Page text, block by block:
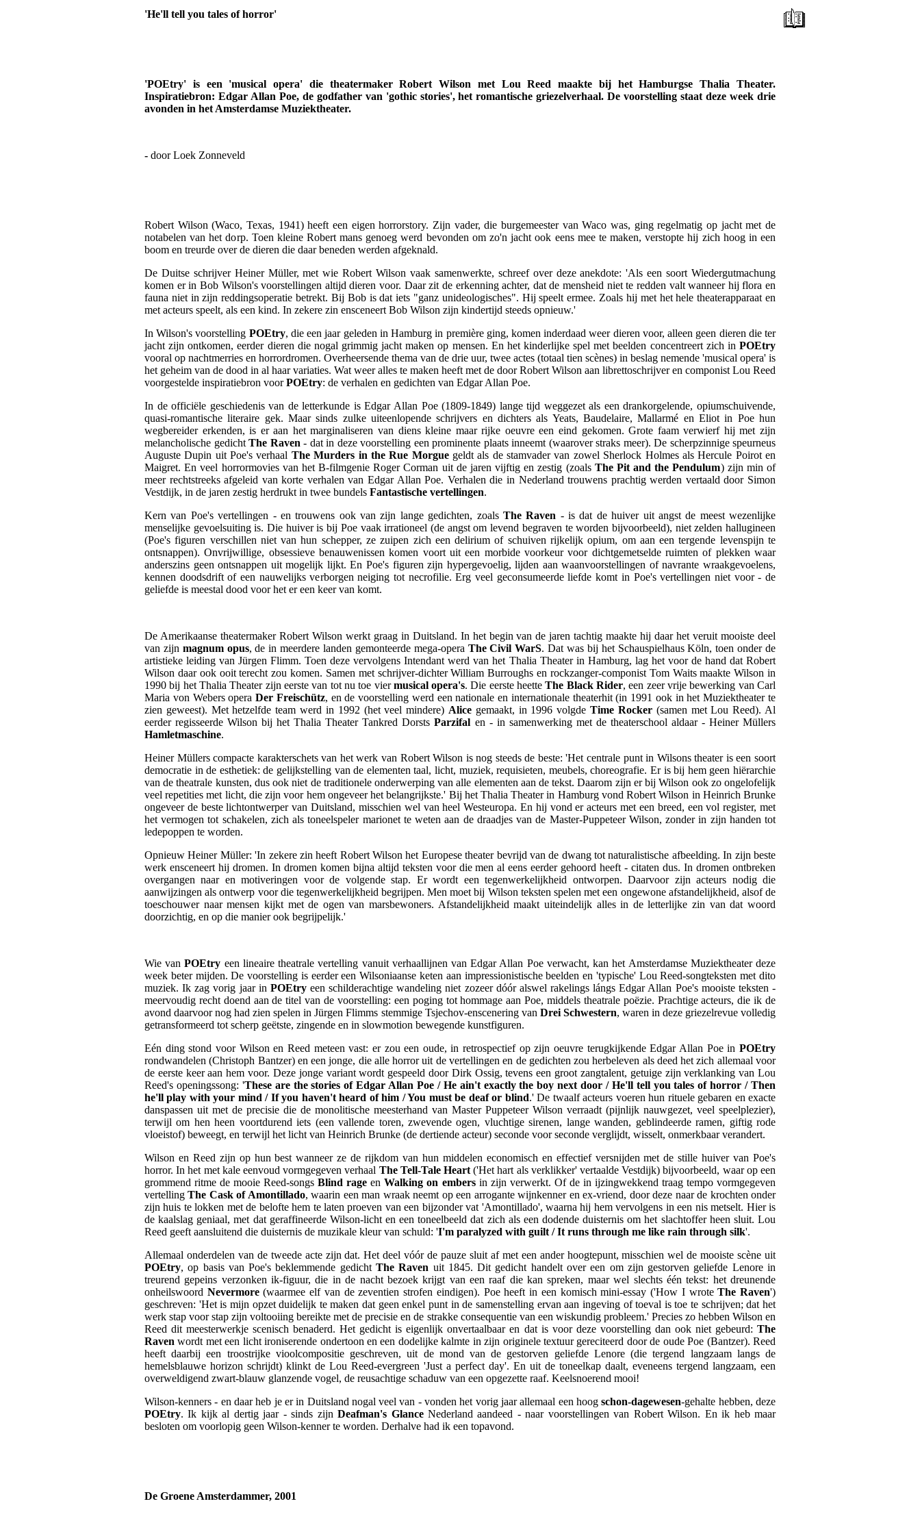
'He'll tell you tales of horror'
'POEtry' is een 'musical opera' die theatermaker Robert Wilson met Lou Reed maakte bij het Hamburgse Thalia Theater.
Inspiratiebron: Edgar Allan Poe, de godfather van 'gothic stories', het romantische griezelverhaal. De voorstelling staat deze week drie
avonden in het Amsterdamse Muziektheater.
- door Loek Zonneveld
Robert Wilson (Waco, Texas, 1941) heeft een eigen horrorstory. Zijn vader, die burgemeester van Waco was, ging regelmatig op jacht met de
notabelen van het dorp. Toen kleine Robert mans genoeg werd bevonden om zo'n jacht ook eens mee te maken, verstopte hij zich hoog in een
boom en treurde over de dieren die daar beneden werden afgeknald.
De Duitse schrijver Heiner Müller, met wie Robert Wilson vaak samenwerkte, schreef over deze anekdote: 'Als een soort Wiedergutmachung
komen er in Bob Wilson's voorstellingen altijd dieren voor. Daar zit de erkenning achter, dat de mensheid niet te redden valt wanneer hij flora en
fauna niet in zijn reddingsoperatie betrekt. Bij Bob is dat iets "ganz unideologisches". Hij speelt ermee. Zoals hij met het hele theaterapparaat en
met acteurs speelt, als een kind. In zekere zin ensceneert Bob Wilson zijn kindertijd steeds opnieuw.'
In Wilson's voorstelling POEtry, die een jaar geleden in Hamburg in première ging, komen inderdaad weer dieren voor, alleen geen dieren die ter
jacht zijn ontkomen, eerder dieren die nogal grimmig jacht maken op mensen. En het kinderlijke spel met beelden concentreert zich in POEtry
vooral op nachtmerries en horrordromen. Overheersende thema van de drie uur, twee actes (totaal tien scènes) in beslag nemende 'musical opera' is
het geheim van de dood in al haar variaties. Wat weer alles te maken heeft met de door Robert Wilson aan librettoschrijver en componist Lou Reed
voorgestelde inspiratiebron voorPOEtry: de verhalen en gedichten van Edgar Allan Poe.
In de officiële geschiedenis van de letterkunde is Edgar Allan Poe (1809-1849) lange tijd weggezet als een drankorgelende, opiumschuivende,
quasi-romantische literaire gek. Maar sinds zulke uiteenlopende schrijvers en dichters als Yeats, Baudelaire, Mallarmé en Eliot in Poe hun
wegbereider erkenden, is er aan het marginaliseren van diens kleine maar rijke oeuvre een eind gekomen. Grote faam verwierf hij met zijn
melancholische gedicht The Raven - dat in deze voorstelling een prominente plaats inneemt (waarover straks meer). De scherpzinnige speurneus
Auguste Dupin uit Poe's verhaal The Murders in the Rue Morguegeldt als de stamvader van zowel Sherlock Holmes als Hercule Poirot en
Maigret. En veel horrormovies van het B-filmgenie Roger Corman uit de jaren vijftig en zestig (zoals The Pit and the Pendulum) zijn min of
meer rechtstreeks afgeleid van korte verhalen van Edgar Allan Poe. Verhalen die in Nederland trouwens prachtig werden vertaald door Simon
Vestdijk, in de jaren zestig herdrukt in twee bundels Fantastische vertellingen.
Kern van Poe's vertellingen - en trouwens ook van zijn lange gedichten, zoals The Raven - is dat de huiver uit angst de meest wezenlijke
menselijke gevoelsuiting is. Die huiver is bij Poe vaak irrationeel (de angst om levend begraven te worden bijvoorbeeld), niet zelden hallugineen
(Poe's figuren verschillen niet van hun schepper, ze zuipen zich een delirium of schuiven rijkelijk opium, om aan een tergende levenspijn te
ontsnappen). Onvrijwillige, obsessieve benauwenissen komen voort uit een morbide voorkeur voor dichtgemetselde ruimten of plekken waar
anderszins geen ontsnappen uit mogelijk lijkt. En Poe's figuren zijn hypergevoelig, lijden aan waanvoorstellingen of navrante wraakgevoelens,
kennen doodsdrift of een nauwelijks verborgen neiging tot necrofilie. Erg veel geconsumeerde liefde komt in Poe's vertellingen niet voor - de
geliefde is meestal dood voor het er een keer van komt.
De Amerikaanse theatermaker Robert Wilson werkt graag in Duitsland. In het begin van de jaren tachtig maakte hij daar het veruit mooiste deel
van zijn magnum opus, de in meerdere landen gemonteerde mega-opera The Civil WarS. Dat was bij het Schauspielhaus Köln, toen onder de
artistieke leiding van Jürgen Flimm. Toen deze vervolgens Intendant werd van het Thalia Theater in Hamburg, lag het voor de hand dat Robert
Wilson daar ook ooit terecht zou komen. Samen met schrijver-dichter William Burroughs en rockzanger-componist Tom Waits maakte Wilson in
1990 bij het Thalia Theater zijn eerste van tot nu toe viermusical opera's. Die eerste heetteThe Black Rider, een zeer vrije bewerking van Carl
Maria von Webers operaDer Freischütz, en de voorstelling werd een nationale en internationale theaterhit (in 1991 ook in het Muziektheater te
zien geweest). Met hetzelfde team werd in 1992 (het veel mindere) Alice gemaakt, in 1996 volgdeTime Rocker(samen met Lou Reed). Al
eerder regisseerde Wilson bij het Thalia Theater Tankred DorstsParzifal en - in samenwerking met de theaterschool aldaar - Heiner Müllers
Hamletmaschine.
Heiner Müllers compacte karakterschets van het werk van Robert Wilson is nog steeds de beste: 'Het centrale punt in Wilsons theater is een soort
democratie in de esthetiek: de gelijkstelling van de elementen taal, licht, muziek, requisieten, meubels, choreografie. Er is bij hem geen hiërarchie
van de theatrale kunsten, dus ook niet de traditionele onderwerping van alle elementen aan de tekst. Daarom zijn er bij Wilson ook zo ongelofelijk
veel repetities met licht, die zijn voor hem ongeveer het belangrijkste.' Bij het Thalia Theater in Hamburg vond Robert Wilson in Heinrich Brunke
ongeveer de beste lichtontwerper van Duitsland, misschien wel van heel Westeuropa. En hij vond er acteurs met een breed, een vol register, met
het vermogen tot schakelen, zich als toneelspeler marionet te weten aan de draadjes van de Master-Puppeteer Wilson, zonder in zijn handen tot
ledepoppen te worden.
Opnieuw Heiner Müller: 'In zekere zin heeft Robert Wilson het Europese theater bevrijd van de dwang tot naturalistische afbeelding. In zijn beste
werk ensceneert hij dromen. In dromen komen bijna altijd teksten voor die men al eens eerder gehoord heeft - citaten dus. In dromen ontbreken
overgangen naar en motiveringen voor de volgende stap. Er wordt een tegenwerkelijkheid ontworpen. Daarvoor zijn acteurs nodig die
aanwijzingen als ontwerp voor die tegenwerkelijkheid begrijpen. Men moet bij Wilson teksten spelen met een ongewone afstandelijkheid, alsof de
toeschouwer naar mensen kijkt met de ogen van marsbewoners. Afstandelijkheid maakt uiteindelijk alles in de letterlijke zin van dat woord
doorzichtig, en op die manier ook begrijpelijk.'
Wie vanPOEtry een lineaire theatrale vertelling vanuit verhaallijnen van Edgar Allan Poe verwacht, kan het Amsterdamse Muziektheater deze
week beter mijden. De voorstelling is eerder een Wilsoniaanse keten aan impressionistische beelden en 'typische' Lou Reed-songteksten met dito
muziek. Ik zag vorig jaar in POEtryeen schilderachtige wandeling niet zozeer dóór alswel rakelings lángs Edgar Allan Poe's mooiste teksten -
meervoudig recht doend aan de titel van de voorstelling: een poging tot hommage aan Poe, middels theatrale poëzie. Prachtige acteurs, die ik de
avond daarvoor nog had zien spelen in Jürgen Flimms stemmige Tsjechov-enscenering van Drei Schwestern, waren in deze griezelrevue volledig
getransformeerd tot scherp geëtste, zingende en in slowmotion bewegende kunstfiguren.
Eén ding stond voor Wilson en Reed meteen vast: er zou een oude, in retrospectief op zijn oeuvre terugkijkende Edgar Allan Poe in POEtry
rondwandelen (Christoph Bantzer) en een jonge, die alle horror uit de vertellingen en de gedichten zou herbeleven als deed het zich allemaal voor
de eerste keer aan hem voor. Deze jonge variant wordt gespeeld door Dirk Ossig, tevens een groot zangtalent, getuige zijn verklanking van Lou
Reed's openingssong: 'These are the stories of Edgar Allan Poe / He ain't exactly the boy next door / He'll tell you tales of horror / Then
he'll play with your mind / If you haven't heard of him / You must be deaf or blind.' De twaalf acteurs voeren hun rituele gebaren en exacte
danspassen uit met de precisie die de monolitische meesterhand van Master Puppeteer Wilson verraadt (pijnlijk nauwgezet, veel speelplezier),
terwijl om hen heen voortdurend iets (een vallende toren, zwevende ogen, vluchtige sirenen, lange wanden, geblindeerde ramen, giftig rode
vloeistof) beweegt, en terwijl het licht van Heinrich Brunke (de dertiende acteur) seconde voor seconde verglijdt, wisselt, onmerkbaar verandert.
Wilson en Reed zijn op hun best wanneer ze de rijkdom van hun middelen economisch en effectief versnijden met de stille huiver van Poe's
horror. In het met kale eenvoud vormgegeven verhaal The Tell-Tale Heart ('Het hart als verklikker' vertaalde Vestdijk) bijvoorbeeld, waar op een
grommend ritme de mooie Reed-songsBlind rage enWalking on embersin zijn verwerkt. Of de in ijzingwekkend traag tempo vormgegeven
vertellingThe Cask of Amontillado, waarin een man wraak neemt op een arrogante wijnkenner en ex-vriend, door deze naar de krochten onder
zijn huis te lokken met de belofte hem te laten proeven van een bijzonder vat 'Amontillado', waarna hij hem vervolgens in een nis metselt. Hier is
de kaalslag geniaal, met dat geraffineerde Wilson-licht en een toneelbeeld dat zich als een dodende duisternis om het slachtoffer heen sluit. Lou
Reed geeft aansluitend die duisternis de muzikale kleur van schuld: 'I'm paralyzed with guilt / It runs through me like rain through silk'.
Allemaal onderdelen van de tweede acte zijn dat. Het deel vóór de pauze sluit af met een ander hoogtepunt, misschien wel de mooiste scène uit
POEtry, op basis van Poe's beklemmende gedicht The Raven uit 1845. Dit gedicht handelt over een om zijn gestorven geliefde Lenore in
treurend gepeins verzonken ik-figuur, die in de nacht bezoek krijgt van een raaf die kan spreken, maar wel slechts één tekst: het dreunende
onheilswoord Nevermore(waarmee elf van de zeventien strofen eindigen). Poe heeft in een komisch mini-essay ('How I wroteThe Raven')
geschreven: 'Het is mijn opzet duidelijk te maken dat geen enkel punt in de samenstelling ervan aan ingeving of toeval is toe te schrijven; dat het
werk stap voor stap zijn voltooiing bereikte met de precisie en de strakke consequentie van een wiskundig probleem.' Precies zo hebben Wilson en
Reed dit meesterwerkje scenisch benaderd. Het gedicht is eigenlijk onvertaalbaar en dat is voor deze voorstelling dan ook niet gebeurd: The
Ravenwordt met een licht ironiserende ondertoon en een dodelijke kalmte in zijn originele textuur gereciteerd door de oude Poe (Bantzer). Reed
heeft daarbij een troostrijke vioolcompositie geschreven, uit de mond van de gestorven geliefde Lenore (die tergend langzaam langs de
hemelsblauwe horizon schrijdt) klinkt de Lou Reed-evergreen 'Just a perfect day'. En uit de toneelkap daalt, eveneens tergend langzaam, een
overweldigend zwart-blauw glanzende vogel, de reusachtige schaduw van een opgezette raaf. Keelsnoerend mooi!
Wilson-kenners - en daar heb je er in Duitsland nogal veel van - vonden het vorig jaar allemaal een hoogschon-dagewesen-gehalte hebben, deze
POEtry. Ik kijk al dertig jaar - sinds zijnDeafman's GlanceNederland aandeed - naar voorstellingen van Robert Wilson. En ik heb maar
besloten om voorlopig geen Wilson-kenner te worden. Derhalve had ik een topavond.
De Groene Amsterdammer, 2001